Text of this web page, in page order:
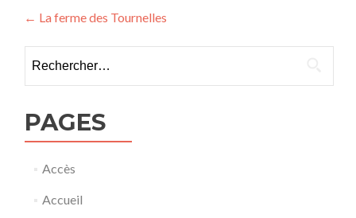
Navigation
de
l’article
← La ferme des Tournelles
PAGES
Accès
Accueil